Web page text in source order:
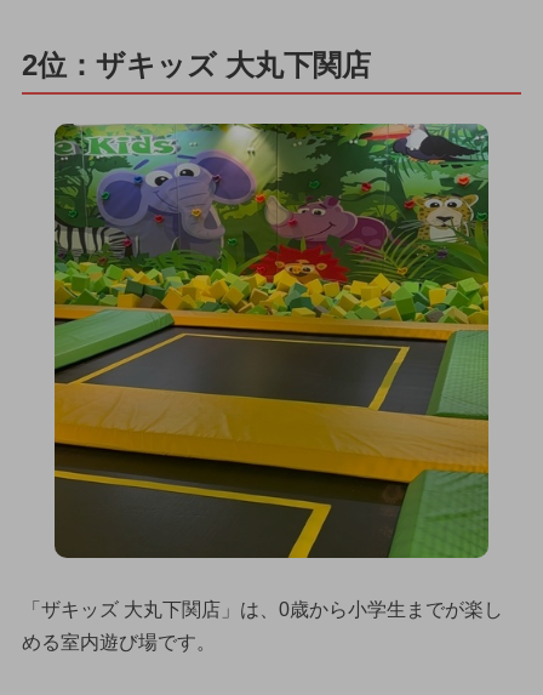
2位：ザキッズ 大丸下関店
「ザキッズ 大丸下関店」は、0歳から小学生までが楽し
める室内遊び場です。